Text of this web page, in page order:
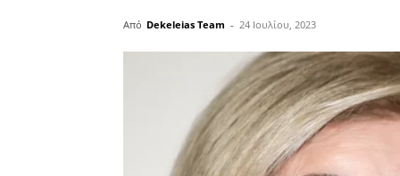
Από Dekeleias Team - 24 Ιουλίου, 2023